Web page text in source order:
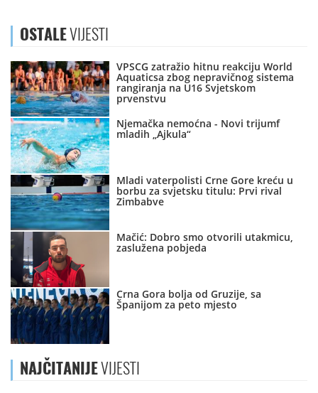
OSTALEVIJESTI
VPSCG zatražio hitnu reakciju World
Aquaticsa zbog nepravičnog sistema
rangiranja na U16 Svjetskom
prvenstvu
Njemačka nemoćna - Novi trijumf
mladih „Ajkula“
Mladi vaterpolisti Crne Gore kreću u
borbu za svjetsku titulu: Prvi rival
Zimbabve
Mačić: Dobro smo otvorili utakmicu,
zaslužena pobjeda
Crna Gora bolja od Gruzije, sa
Španijom za peto mjesto
NAJČITANIJEVIJESTI